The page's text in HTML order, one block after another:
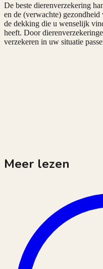
De beste dierenverzekering
en de (verwachte)
de dekking die u wenselijk
heeft. Door
verzekeren in uw situatie
Meer lezen